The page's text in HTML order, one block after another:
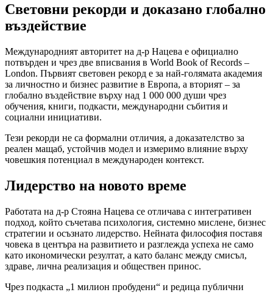
Световни рекорди и доказано глобално
въздействие
Международният авторитет на д-р Нацева е официално
потвърден и чрез две вписвания в World Book of Records –
London. Първият световен рекорд е за най-голямата академия
за личностно и бизнес развитие в Европа, а вторият – за
глобално въздействие върху над 1 000 000 души чрез
обучения, книги, подкасти, международни събития и
социални инициативи.
Тези рекорди не са формални отличия, а доказателство за
реален мащаб, устойчив модел и измеримо влияние върху
човешкия потенциал в международен контекст.
Лидерство на новото време
Работата на д-р Стояна Нацева се отличава с интегративен
подход, който съчетава психология, системно мислене, бизнес
стратегии и осъзнато лидерство. Нейната философия поставя
човека в центъра на развитието и разглежда успеха не само
като икономически резултат, а като баланс между смисъл,
здраве, лична реализация и обществен принос.
Чрез подкаста „1 милион пробудени“ и редица публични